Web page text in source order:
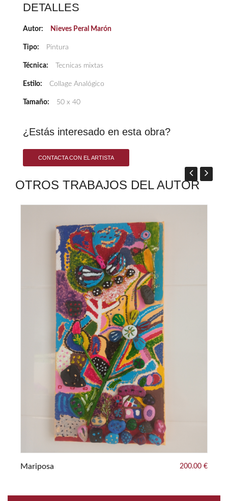
DETALLES
Autor: Nieves Peral Marón
Tipo: Pintura
Técnica: Tecnicas mixtas
Estilo: Collage Analógico
Tamaño: 50 x 40
¿Estás interesado en esta obra?
CONTACTA CON EL ARTISTA
OTROS TRABAJOS DEL AUTOR
200.00 €
Mi amor